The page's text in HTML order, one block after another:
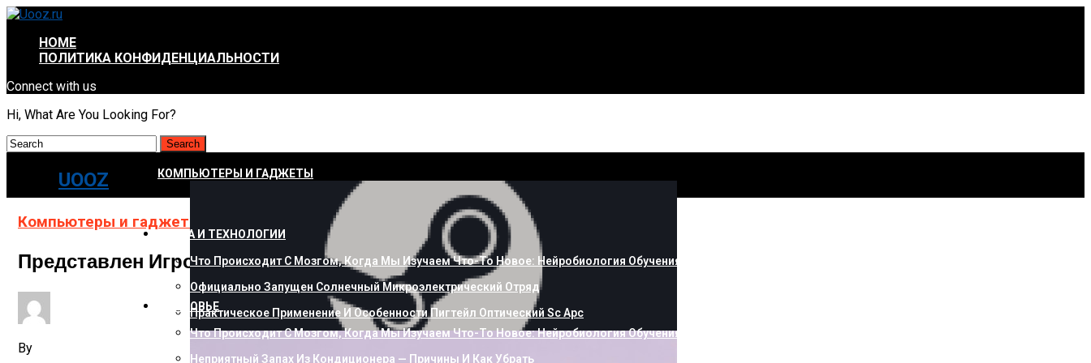
HOME
ПОЛИТИКА КОНФИДЕНЦИАЛЬНОСТИ
Connect with us
Hi, What Are You Looking For?
UOOZ КОМПЬЮТЕРЫ И ГАДЖЕТЫ
НАУКА И ТЕХНОЛОГИИ
Что Происходит С Мозгом, Когда Мы Изучаем Что-То Новое: Нейробиология Обучения
Официально Запущен Солнечный Микроэлектрический Отряд
Практическое Применение И Особенности Пигтейл Оптический Sc Apc
ЗДОРОВЬЕ
Что Происходит С Мозгом, Когда Мы Изучаем Что-То Новое: Нейробиология Обучения
Неприятный Запах Из Кондиционера — Причины И Как Убрать
Компьютеры и гаджеты
Представлен Игровой Монитор AOC CU34G3X
By